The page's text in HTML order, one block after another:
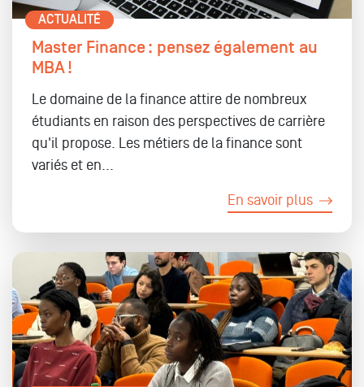
ACTUALITÉ
Master Finance : pensez également au
MBA !
Le domaine de la finance attire de nombreux
étudiants en raison des perspectives de carrière
qu'il propose. Les métiers de la finance sont
variés et en...
En savoir plus